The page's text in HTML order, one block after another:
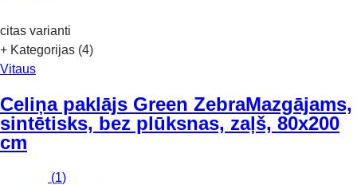
citas varianti
+ Kategorijas (4)
Vitaus
Celiņa paklājs Green ZebraMazgājams,
sintētisks, bez plūksnas, zaļš, 80x200
cm
(1)